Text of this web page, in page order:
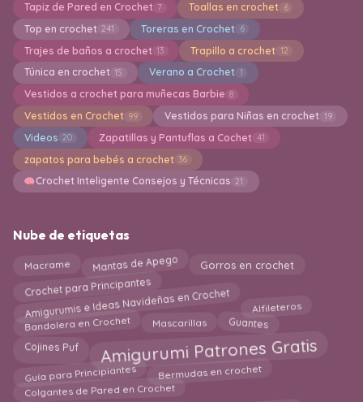
Tapiz de Pared en Crochet 7 Toallas en crochet 6
Top en crochet 241 Toreras en Crochet 6
Trajes de baños a crochet 13 Trapillo a crochet 12
Túnica en crochet 15 Verano a Crochet 1
Vestidos a crochet para muñecas Barbie 8
Vestidos en Crochet 99 Vestidos para Niñas en crochet 19
Videos 20 Zapatillas y Pantuflas a Cochet 41
zapatos para bebés a crochet 36
Crochet Inteligente Consejos y Técnicas 21
Nube de etiquetas
Macrame Mantas de Apego Gorros en crochet
Crochet para Principantes
Amigurumis e Ideas Navideñas en Crochet Alfileteros
Bandolera en Crochet Mascarillas Guantes
Cojines Puf Amigurumi Patrones Gratis
Guía para Principiantes Bermudas en crochet
Colgantes de Pared en Crochet